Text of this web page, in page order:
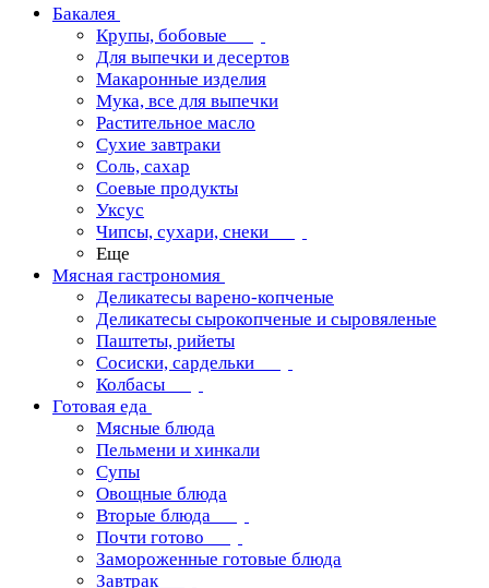
Бакалея
Крупы, бобовые
Для выпечки и десертов
Макаронные изделия
Мука, все для выпечки
Растительное масло
Сухие завтраки
Соль, сахар
Соевые продукты
Уксус
Чипсы, сухари, снеки
Еще
Мясная гастрономия
Деликатесы варено-копченые
Деликатесы сырокопченые и сыровяленые
Паштеты, рийеты
Сосиски, сардельки
Колбасы
Готовая еда
Мясные блюда
Пельмени и хинкали
Супы
Овощные блюда
Вторые блюда
Почти готово
Замороженные готовые блюда
Завтрак